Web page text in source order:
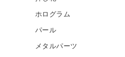
ホログラム
パール
メタルパーツ